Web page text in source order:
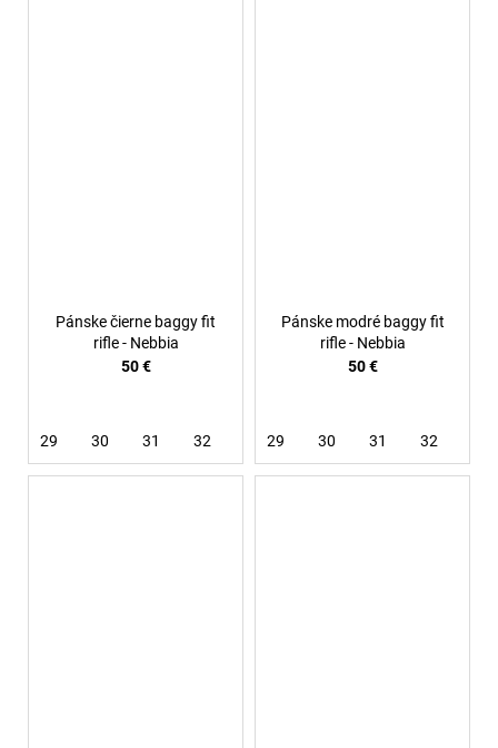
Pánske čierne baggy fit
rifle - Nebbia
50 €
29 30 31 32
Pánske modré baggy fit
rifle - Nebbia
50 €
29 30 31 32